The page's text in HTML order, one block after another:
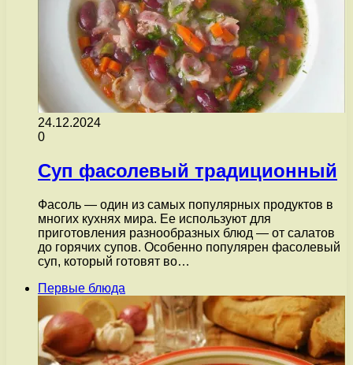
24.12.2024
0
Суп фасолевый традиционный
Фасоль — один из самых популярных продуктов в
многих кухнях мира. Ее используют для
приготовления разнообразных блюд — от салатов
до горячих супов. Особенно популярен фасолевый
суп, который готовят во…
Первые блюда